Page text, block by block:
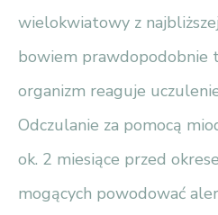
wielokwiatowy z
bowiem prawdopodobnie
organizm reaguje
Odczulanie za pomocą
ok. 2 miesiące przed
mogących powodować